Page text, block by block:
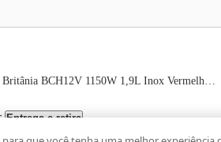
Entrega e retira
Preços e condições de
dos produtos são meramente
Zaki Narchi, nº 1650, sobreloja,